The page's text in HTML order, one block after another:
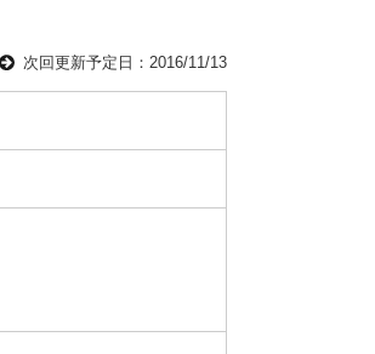
次回更新予定日：2016/11/13